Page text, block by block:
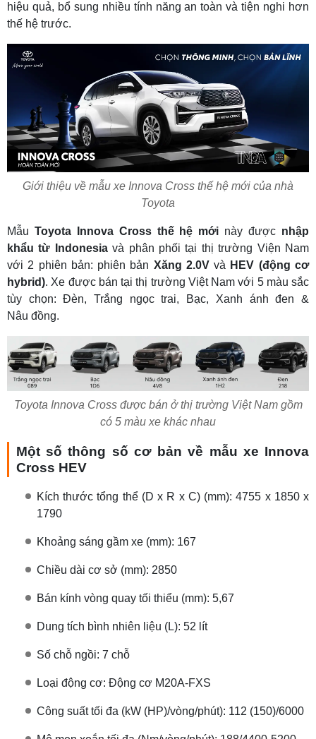
hiệu quả, bổ sung nhiều tính năng an toàn và tiện nghi hơn
thế hệ trước.
Giới thiệu về mẫu xe Innova Cross thế hệ mới của nhà
Toyota
Mẫu Toyota Innova Cross thế hệ mới này được nhập
khẩu từ Indonesiavà phân phối tại thị trường Viện Nam
với 2 phiên bản: phiên bản Xăng 2.0Vvà HEV (động cơ
hybrid). Xe được bán tại thị trường Việt Nam với 5 màu sắc
tùy chọn: Đèn, Trắng ngọc trai, Bạc, Xanh ánh đen &
Nâu đồng.
Toyota Innova Cross được bán ở thị trường Việt Nam gồm
có 5 màu xe khác nhau
Một số thông số cơ bản về mẫu xe Innova
Cross HEV
Kích thước tổng thể (D x R x C) (mm): 4755 x 1850 x
1790
Khoảng sáng gầm xe (mm): 167
Chiều dài cơ sở (mm): 2850
Bán kính vòng quay tối thiểu (mm): 5,67
Dung tích bình nhiên liệu (L): 52 lít
Số chỗ ngồi: 7 chỗ
Loại động cơ: Động cơ M20A-FXS
Công suất tối đa (kW (HP)/vòng/phút): 112 (150)/6000